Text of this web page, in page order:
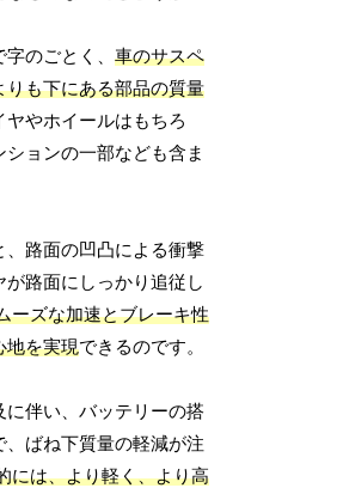
字のごとく、車のサスペ
も下にある部品の質量
ヤやホイールはもちろ
ョンの一部なども含ま
、路面の凹凸による衝撃
路面にしっかり追従し
ーズな加速とブレーキ性
地を実現できるのです。
伴い、バッテリーの搭
ばね下質量の軽減が注
には、より軽く、より高